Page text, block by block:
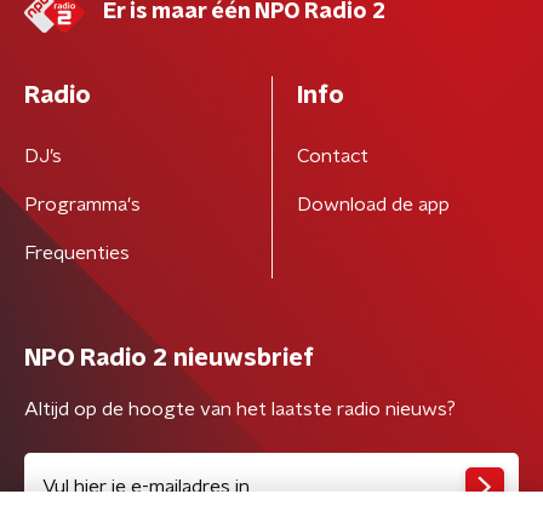
Er is maar één NPO Radio 2
Radio
DJ’s
Programma's
Frequenties
Info
Contact
Download de app
NPO Radio 2 nieuwsbrief
Altijd op de hoogte van het laatste radio nieuws?